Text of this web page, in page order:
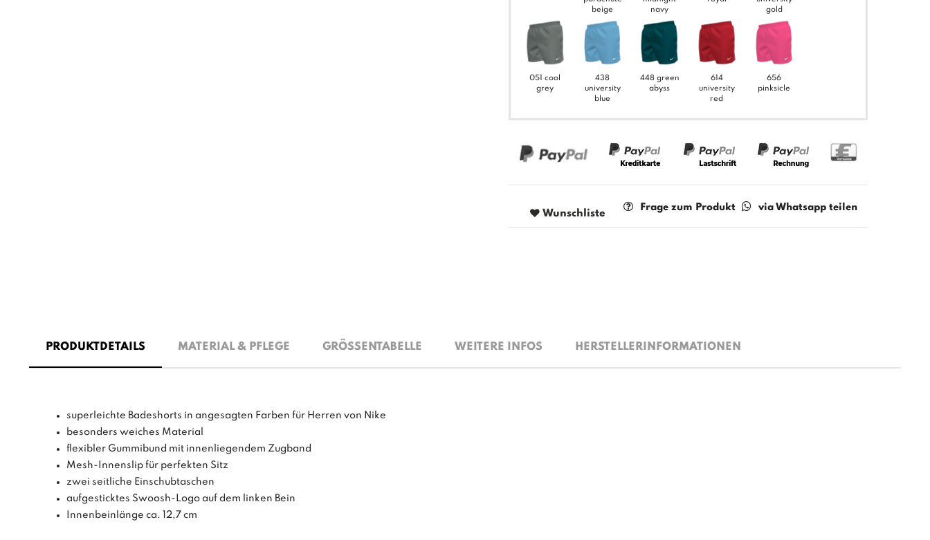
051 cool
grey
beige
438
university
blue
navy
448 green
abyss
614
university
red
gold
656
pinksicle
Wunschliste
Frage zum Produkt via Whatsapp teilen
PRODUKTDETAILS MATERIAL & PFLEGE GRÖSSENTABELLE WEITERE INFOS HERSTELLERINFORMATIONEN
superleichte Badeshorts in angesagten Farben für Herren von Nike
besonders weiches Material
flexibler Gummibund mit innenliegendem Zugband
Mesh-Innenslip für perfekten Sitz
zwei seitliche Einschubtaschen
aufgesticktes Swoosh-Logo auf dem linken Bein
Innenbeinlänge ca. 12,7 cm